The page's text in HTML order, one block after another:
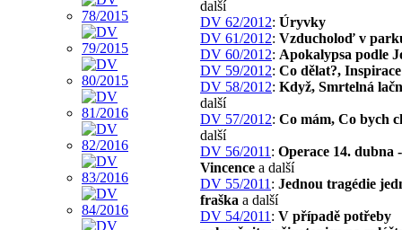
další
DV 62/2012: Úryvky
DV 61/2012: Vzducholoď v
DV 60/2012: Apokalypsa podle
DV 59/2012: Co dělat?, Inspirace
DV 58/2012: Když, Smrtelná
další
DV 57/2012: Co mám, Co bych
další
DV 56/2011 : Operace 14. dubna
Vincence a další
DV 55/2011 : Jednou tragédie
fraška a další
DV 54/2011 : V případě potřeby